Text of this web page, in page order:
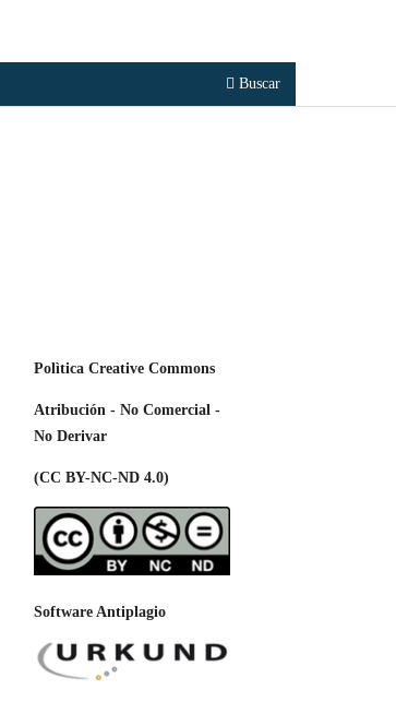
Buscar
Polìtica Creative Commons
Atribución - No Comercial -
No Derivar
(CC BY-NC-ND 4.0)
Software Antiplagio